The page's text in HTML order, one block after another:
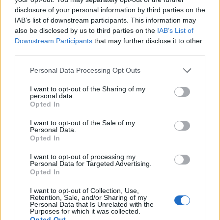
disclosure of your personal information by third parties on the
IAB’s list of downstream participants. This information may
also be disclosed by us to third parties on the IAB’s List of
Downstream Participants that may further disclose it to other
Personal Data Processing Opt Outs
I want to opt-out of the Sharing of my
personal data.
Opted In
I want to opt-out of the Sale of my
Personal Data.
Opted In
I want to opt-out of processing my
Personal Data for Targeted Advertising.
Opted In
I want to opt-out of Collection, Use,
Retention, Sale, and/or Sharing of my
Personal Data that Is Unrelated with the
Purposes for which it was collected.